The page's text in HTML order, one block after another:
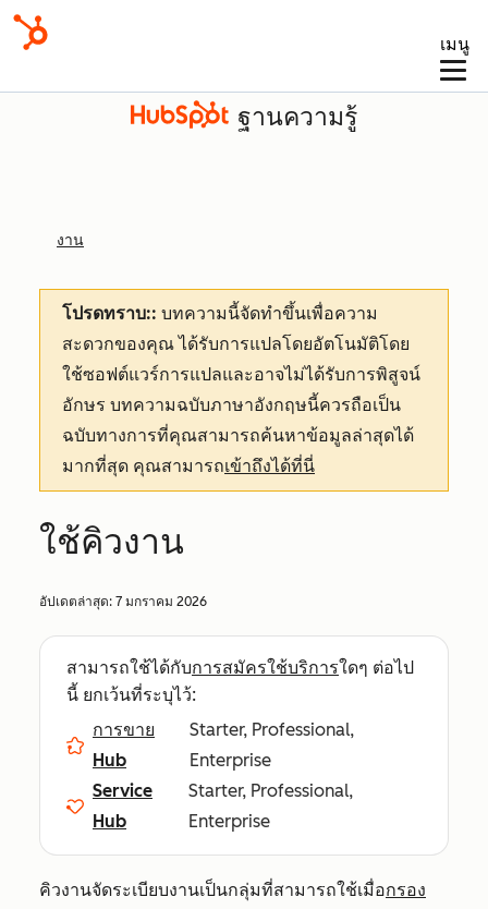
เมนู
ฐานความรู้
งาน
โปรดทราบ:: บทความนี้จัดทำขึ้นเพื่อความ
สะดวกของคุณได้รับการแปลโดยอัตโนมัติโดย
ใช้ซอฟต์แวร์การแปลและอาจไม่ได้รับการพิสูจน์
อักษร บทความฉบับภาษาอังกฤษนี้ควรถือเป็น
ฉบับทางการที่คุณสามารถค้นหาข้อมูลล่าสุดได้
มากที่สุด คุณสามารถเข้าถึงได้ที่นี่
ใช้คิวงาน
อัปเดตล่าสุด: 7 มกราคม 2026
สามารถใช้ได้กับการสมัครใช้บริการใดๆ ต่อไป
นี้ ยกเว้นที่ระบุไว้:
การขาย
Hub
Starter, Professional,
Enterprise
Service
Hub
Starter, Professional,
Enterprise
คิวงานจัดระเบียบงานเป็นกลุ่มที่สามารถใช้เมื่อกรอง